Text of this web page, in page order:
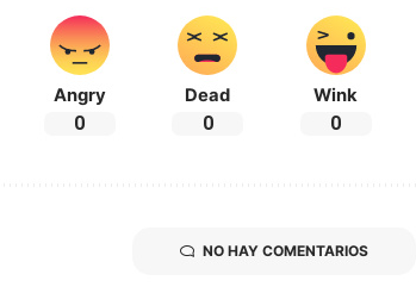
Angry
0
Dead
0
Wink
0
NO HAY COMENTARIOS